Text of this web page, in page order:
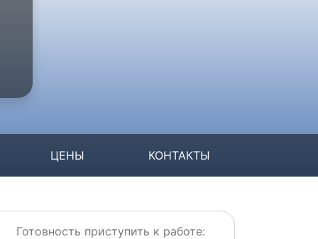
ЦЕНЫ КОНТАКТЫ
Готовность приступить к работе: